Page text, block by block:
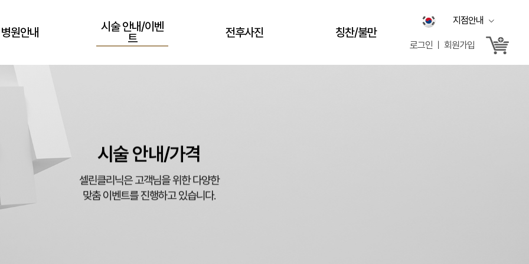
지점안내
로그인 ㅣ 회원가입
병원안내
시술 안내/이벤
트
전후사진 칭찬/불만
시술 안내/가격
셀린클리닉은 고객님을 위한 다양한
맞춤 이벤트를 진행하고 있습니다.